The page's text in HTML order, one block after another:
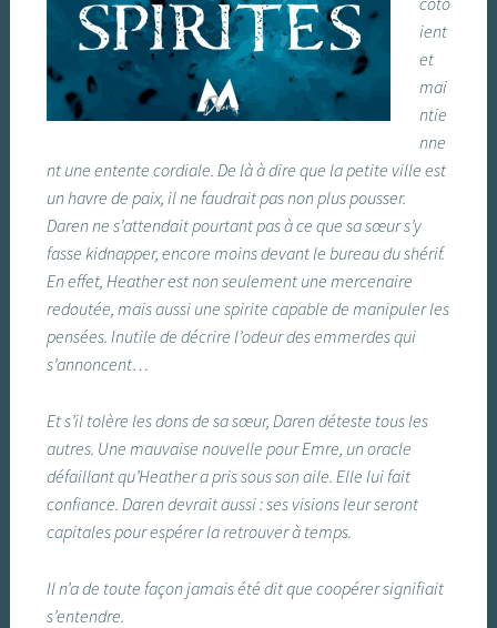
ient
et
mai
ntie
nne
nt une entente cordiale. De là à dire que la petite ville est
un havre de paix, il ne faudrait pas non plus pousser.
Daren ne s’attendait pourtant pas à ce que sa sœur s’y
fasse kidnapper, encore moins devant le bureau du shérif.
En effet, Heather est non seulement une mercenaire
redoutée, mais aussi une spirite capable de manipuler les
pensées. Inutile de décrire l’odeur des emmerdes qui
s’annoncent…
Et s’il tolère les dons de sa sœur, Daren déteste tous les
autres. Une mauvaise nouvelle pour Emre, un oracle
défaillant qu’Heather a pris sous son aile. Elle lui fait
confiance. Daren devrait aussi : ses visions leur seront
capitales pour espérer la retrouver à temps.
Il n’a de toute façon jamais été dit que coopérer signifiait
s’entendre.